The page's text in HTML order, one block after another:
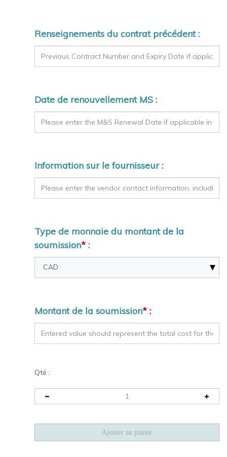
Renseignements du contrat précédent :
Date de renouvellement MS :
Information sur le fournisseur :
Type de monnaie du montant de la
soumission* :
Montant de la soumission* :
Qté :